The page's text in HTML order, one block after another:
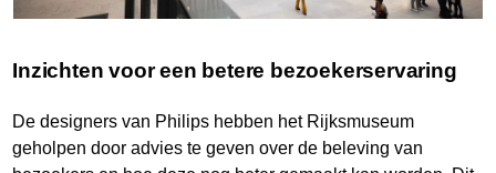
Inzichten voor een betere bezoekerservaring
De designers van Philips hebben het Rijksmuseum
geholpen door advies te geven over de beleving van